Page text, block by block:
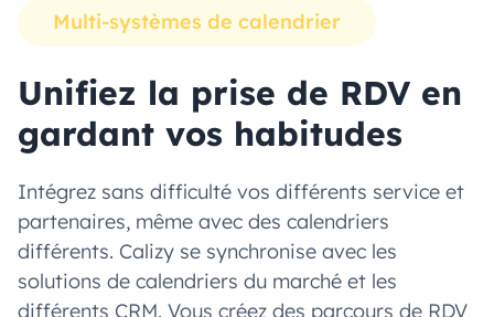
Multi-systèmes de calendrier
Unifiez la prise de RDV en
gardant vos habitudes
Intégrez sans difficulté vos différents service et
partenaires, même avec des calendriers
différents. Calizy se synchronise avec les
solutions de calendriers du marché et les
différents CRM. Vous créez des parcours de RDV